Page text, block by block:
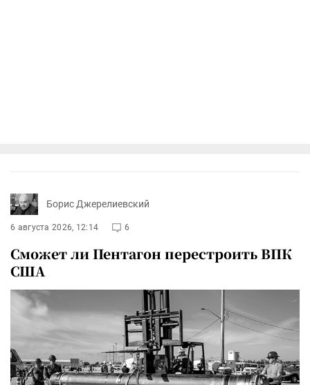
Борис Джерелиевский
6 августа 2026, 12:14 6
Сможет ли Пентагон перестроить ВПК
США